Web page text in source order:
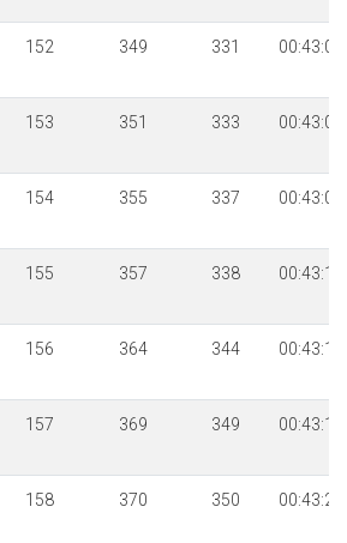
152 349 331 00:43:06
153 351 333 00:43:07
154 355 337 00:43:09
155 357 338 00:43:11
156 364 344 00:43:16
157 369 349 00:43:19
158 370 350 00:43:20